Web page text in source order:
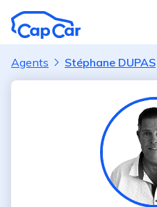
Agents Stéphane DUPAS